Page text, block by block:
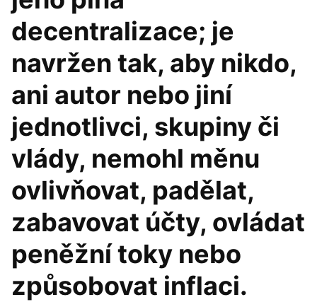
decentralizace; je
navržen tak, aby nikdo,
ani autor nebo jiní
jednotlivci, skupiny či
vlády, nemohl měnu
ovlivňovat, padělat,
zabavovat účty, ovládat
peněžní toky nebo
způsobovat inflaci.